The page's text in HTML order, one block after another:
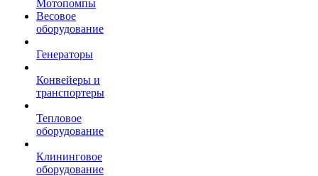
Мотопомпы
Весовое
оборудование
Генераторы
Конвейеры и
транспортеры
Тепловое
оборудование
Клининговое
оборудование